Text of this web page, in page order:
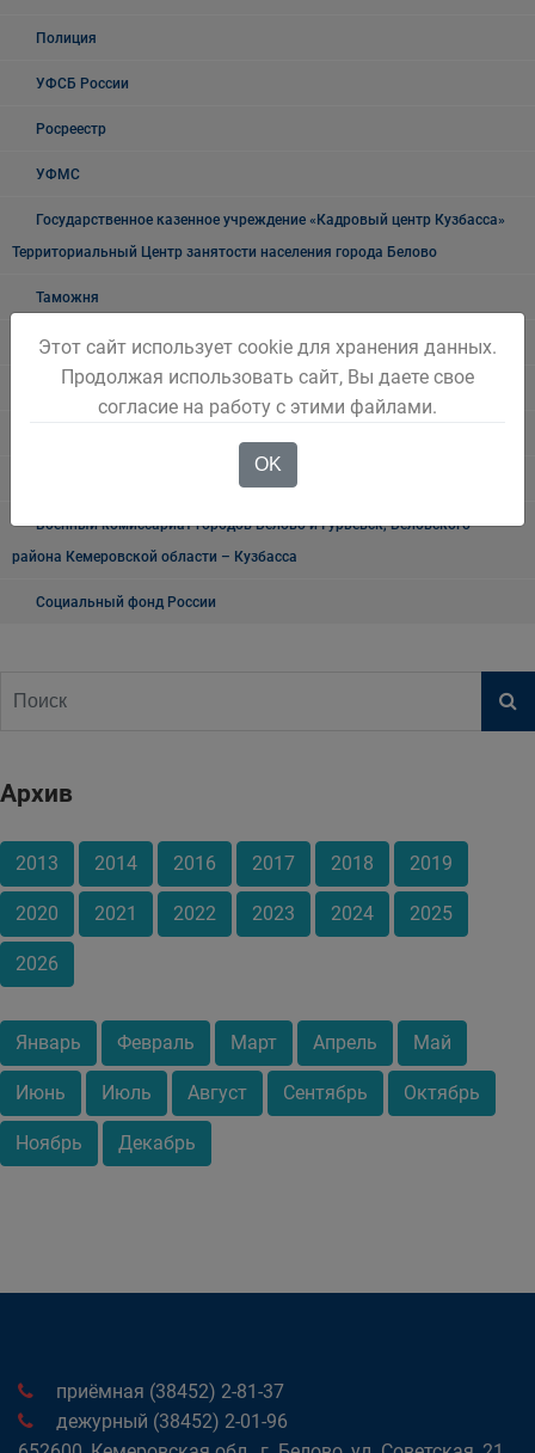
Полиция
УФСБ России
Росреестр
УФМС
Государственное казенное учреждение «Кадровый центр Кузбасса»
Территориальный Центр занятости населения города Белово
Таможня
О проведении публичных мероприятий
"Мои документы" г. Белово
Военный комиссариат городов Белово и Гурьевск, Беловского
района Кемеровской области – Кузбасса
Социальный фонд России
Архив
2013 2014 2016 2017 2018 2019
2020 2021 2022 2023 2024 2025
2026
Январь Февраль Март Апрель Май
Июнь Июль Август Сентябрь Октябрь
Ноябрь Декабрь
приёмная (38452) 2-81-37
дежурный (38452) 2-01-96
Этот сайт использует cookie для хранения данных.
Продолжая использовать сайт, Вы даете свое
согласие на работу с этими файлами.
OK